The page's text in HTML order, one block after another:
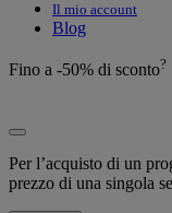
Il mio account
Blog
Fino a -50% di sconto?
Per l’acquisto di un
prezzo di una singola